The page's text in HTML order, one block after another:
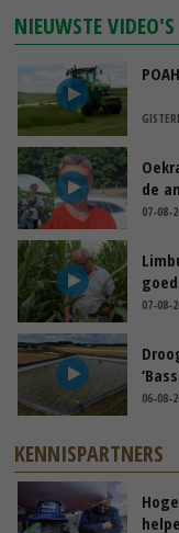
NIEUWSTE VIDEO'S
de
07-08-
goed
07-08-
06-08-
KENNISPARTNERS